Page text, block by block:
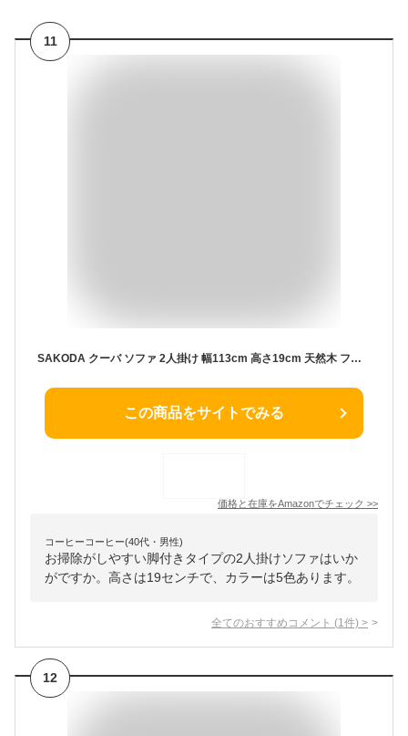
11
SAKODA クーバ ソファ 2人掛け 幅113cm 高さ19cm 天然木 ファブリック コンパクト かんたん組立 北欧 シンプル 二人掛け 二人がけ ソファー sofa kuba (ベージュ)
この商品をサイトでみる
価格と在庫をAmazonでチェック >>
コーヒーコーヒー(40代・男性)
お掃除がしやすい脚付きタイプの2人掛けソファはいか
がですか。高さは19センチで、カラーは5色あります。
全てのおすすめコメント (1 件) >
12